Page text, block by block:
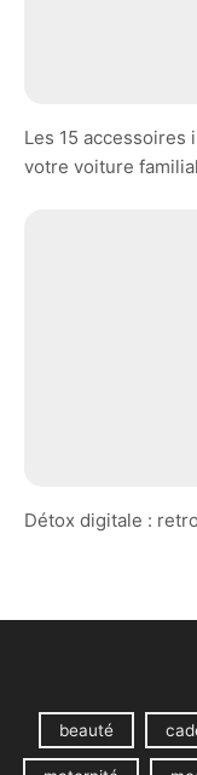
Les 15
votre voiture
Détox digitale :
beauté